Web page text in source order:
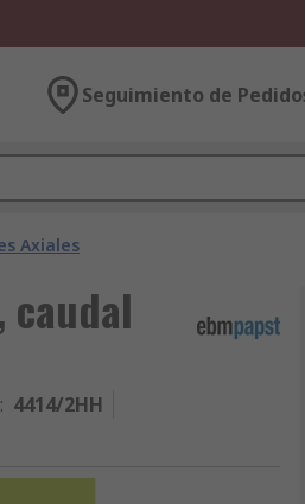
Seguimiento de
Axiales
caudal
: 4414/2HH